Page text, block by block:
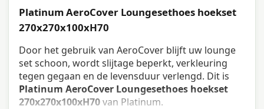
Platinum AeroCover Loungesethoes hoekset
270x270x100xH70
Door het gebruik van AeroCover blijft uw lounge
set schoon, wordt slijtage beperkt, verkleuring
tegen gegaan en de levensduur verlengd. Dit is
Platinum AeroCover Loungesethoes hoekset
270x270x100xH70van Platinum.